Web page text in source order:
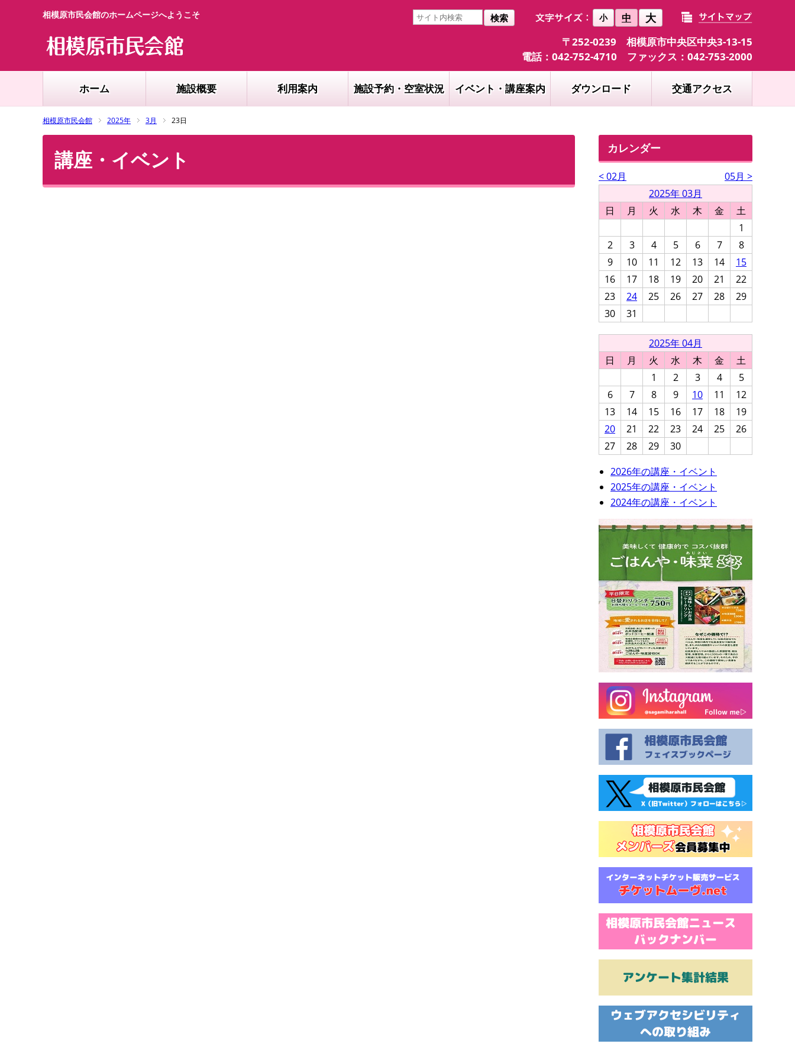
相模原市民会館のホームページへようこそ 小 中 大
検索
〒252-0239 相模原市中央区中央3-13-15
電話：042-752-4710 ファックス：042-753-2000
ホーム 施設概要 利用案内 施設予約・空室状況 イベント・講座案内 ダウンロード 交通アクセス
相模原市民会館 2025年 3月 23日
講座・イベント カレンダー
< 02月
05月 >
2025年 03月
日
月 火 水 木 金
土
1
2
3 4 5 6 7
8
9
10 11 12 13 14
15
16
17 18 19 20 21
22
23
24 25 26 27 28
29
30
31
2025年 04月
日
月 火 水 木 金
土
1
2 3 4
5
6
7 8 9 10 11
12
13
14 15 16 17 18
19
20
21 22 23 24 25
26
27
28 29
30
2026年の講座・イベント
2025年の講座・イベント
2024年の講座・イベント